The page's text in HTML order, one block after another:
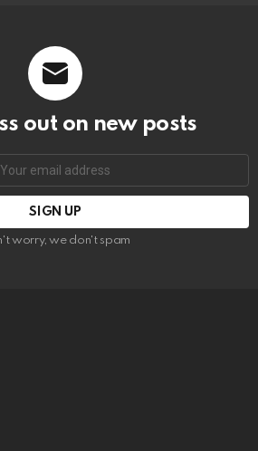
out on new posts
worry, we don't spam